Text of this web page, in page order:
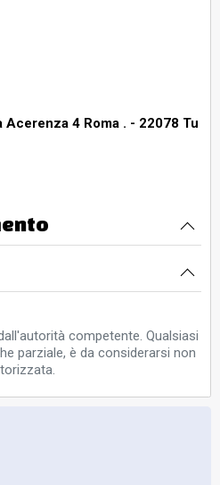
4 Roma . - 22078 Tu
competente. Qualsiasi
parziale, è da considerarsi non